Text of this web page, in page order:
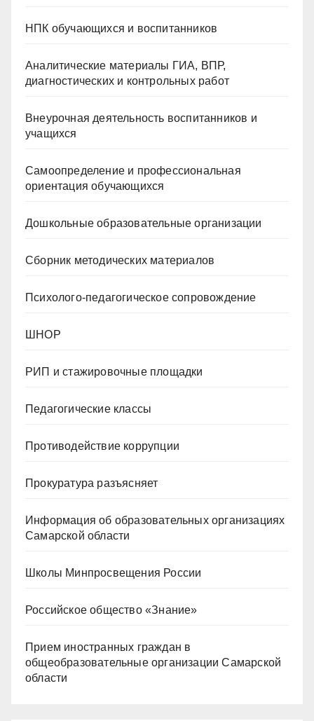
НПК обучающихся и воспитанников
Аналитические материалы ГИА, ВПР,
диагностических и контрольных работ
Внеурочная деятельность воспитанников и
учащихся
Самоопределение и профессиональная
ориентация обучающихся
Дошкольные образовательные организации
Сборник методических материалов
Психолого-педагогическое сопровождение
ШНОР
РИП и стажировочные площадки
Педагогические классы
Противодействие коррупции
Прокуратура разъясняет
Информация об образовательных организациях
Самарской области
Школы Минпросвещения России
Российское общество «Знание»
Прием иностранных граждан в
общеобразовательные организации Самарской
области